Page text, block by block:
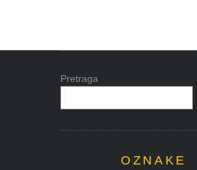
Pretraga
OZNAKE